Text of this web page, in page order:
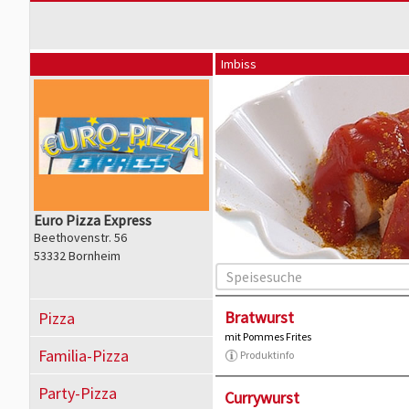
Euro Pizza Express
Beethovenstr. 56
53332 Bornheim
Pizza
Familia-Pizza
Party-Pizza
Imbiss
Bratwurst
mit Pommes Frites
Produktinfo
Currywurst